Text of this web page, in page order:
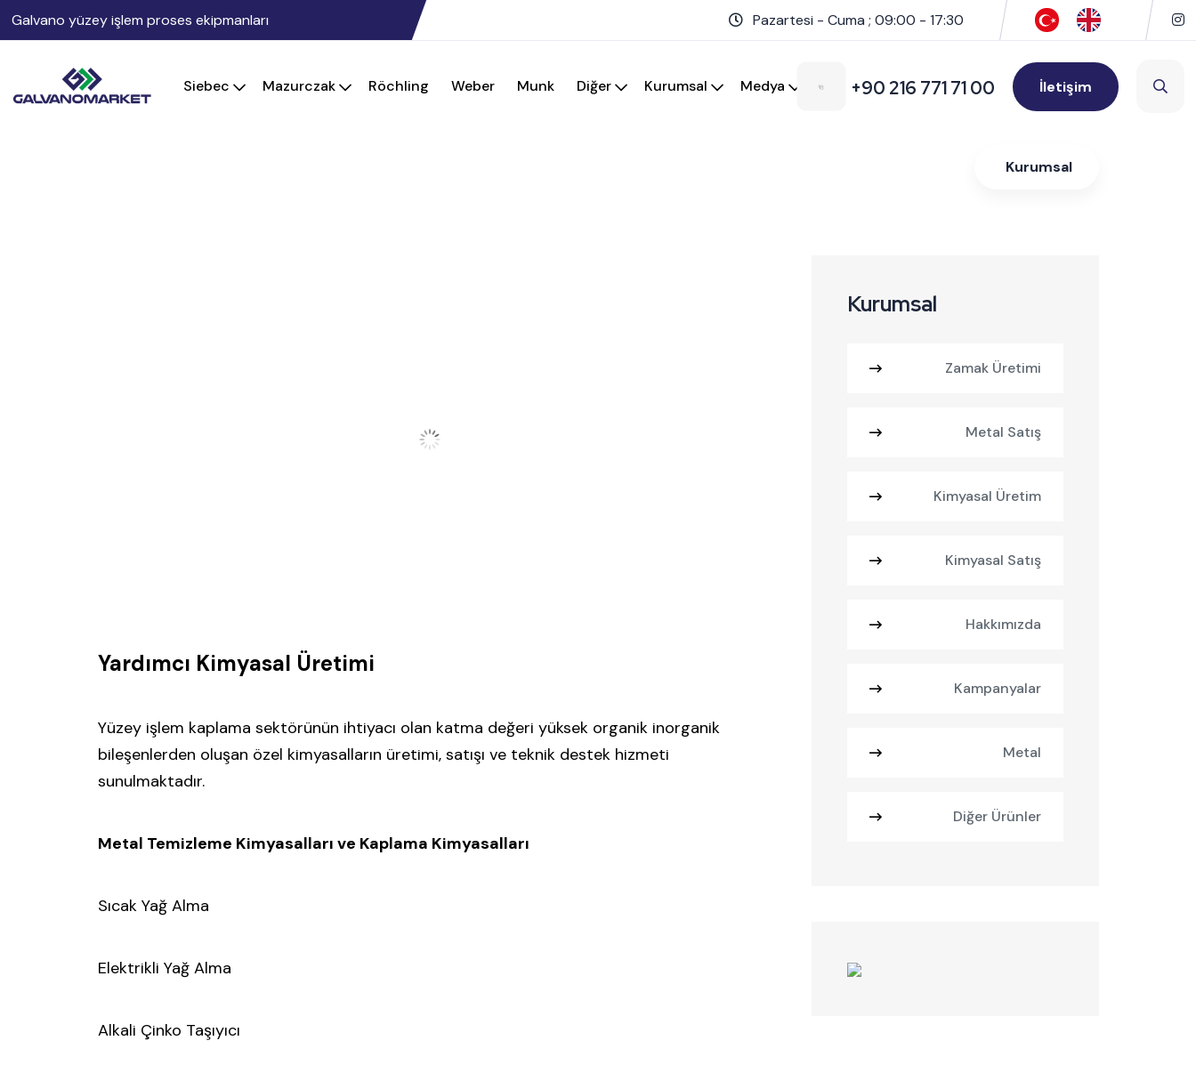
Galvano yüzey işlem proses ekipmanları Pazartesi - Cuma ; 09:00 - 17:30
Siebec Mazurczak Röchling Weber Munk Diğer Kurumsal Medya +90 216 771 71 00 İletişim
Kurumsal
Yardımcı Kimyasal Üretimi
Yüzey işlem kaplama sektörünün ihtiyacı olan katma değeri yüksek organik inorganik
bileşenlerden oluşan özel kimyasalların üretimi, satışı ve teknik destek hizmeti
sunulmaktadır.
Metal Temizleme Kimyasalları ve Kaplama Kimyasalları
Sıcak Yağ Alma
Elektrikli Yağ Alma
Alkali Çinko Taşıyıcı
Kurumsal
Zamak Üretimi
Metal Satış
Kimyasal Üretim
Kimyasal Satış
Hakkımızda
Kampanyalar
Metal
Diğer Ürünler